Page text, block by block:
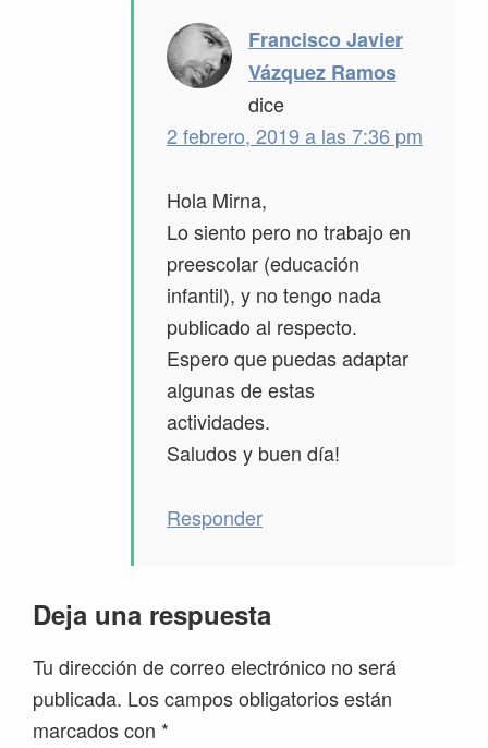
Francisco Javier
Vázquez Ramos
dice
2 febrero, 2019 a las 7:36 pm
Hola Mirna,
Lo siento pero no trabajo en
preescolar (educación
infantil), y no tengo nada
publicado al respecto.
Espero que puedas adaptar
algunas de estas
actividades.
Saludos y buen día!
Responder
Deja una respuesta
Tu dirección de correo electrónico no será
publicada. Los campos obligatorios están
marcados con *